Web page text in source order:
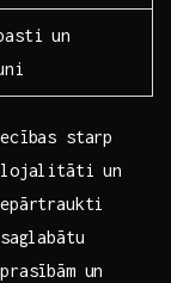
un⁢
starp
lojalitāti un
un